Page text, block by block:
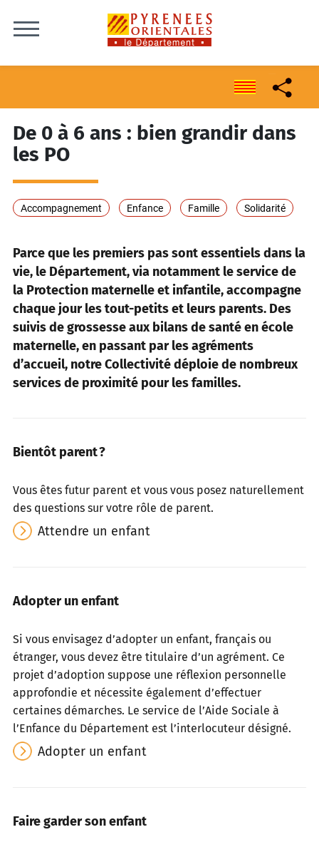
De 0 à 6 ans : bien grandir dans
les PO
Accompagnement Enfance Famille Solidarité
Parce que les premiers pas sont essentiels dans la
vie, le Département, via notamment le service de
la Protection maternelle et infantile, accompagne
chaque jour les tout-petits et leurs parents. Des
suivis de grossesse aux bilans de santé en école
maternelle, en passant par les agréments
d’accueil, notre Collectivité déploie de nombreux
services de proximité pour les familles.
Bientôt parent ?
Vous êtes futur parent et vous vous posez naturellement
des questions sur votre rôle de parent.
Attendre un enfant
Adopter un enfant
Si vous envisagez d’adopter un enfant, français ou
étranger, vous devez être titulaire d’un agrément. Ce
projet d’adoption suppose une réflexion personnelle
approfondie et nécessite également d’effectuer
certaines démarches. Le service de l’Aide Sociale à
l’Enfance du Département est l’interlocuteur désigné.
Adopter un enfant
Faire garder son enfant